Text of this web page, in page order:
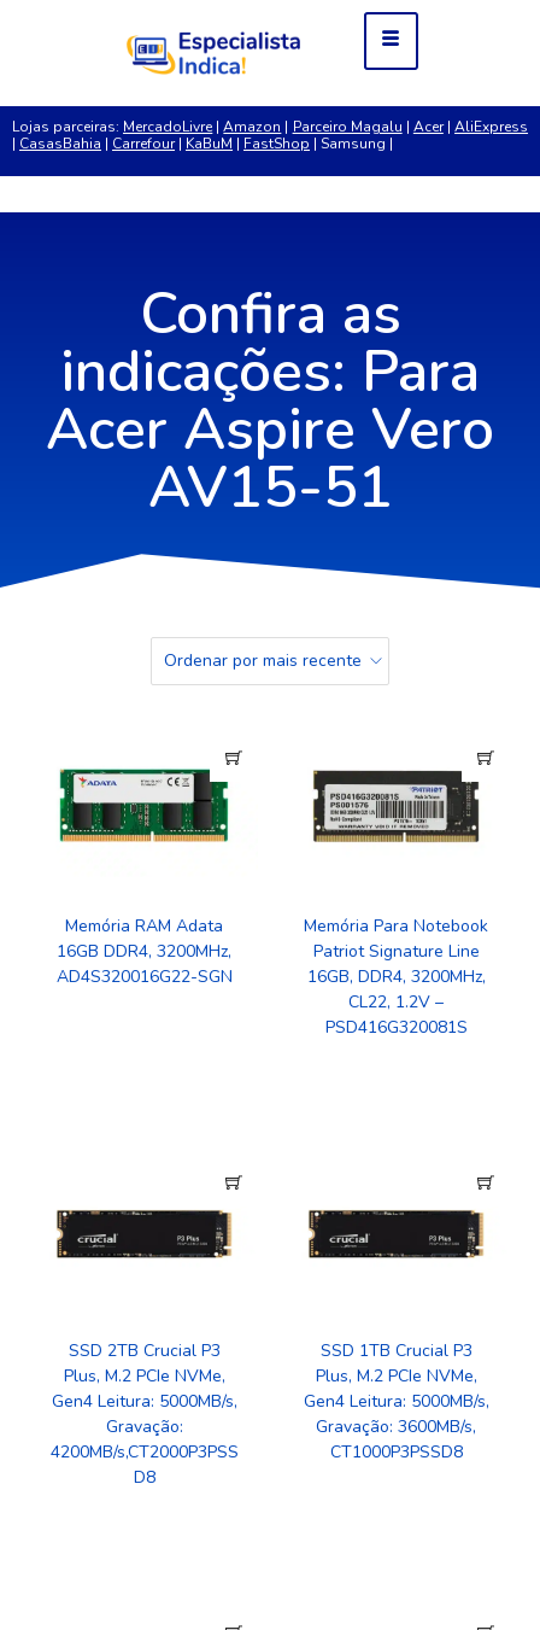
Lojas parceiras: MercadoLivre | Amazon | Parceiro Magalu | Acer|AliExpress
| CasasBahia | Carrefour| KaBuM | FastShop | Samsung |
Confira as
indicações: Para
Acer Aspire Vero
AV15-51
Memória RAM Adata
16GB DDR4, 3200MHz,
AD4S320016G22-SGN
Memória Para Notebook
Patriot Signature Line
16GB, DDR4, 3200MHz,
CL22, 1.2V –
PSD416G320081S
SSD 2TB Crucial P3
Plus, M.2 PCIe NVMe,
Gen4 Leitura: 5000MB/s,
Gravação:
4200MB/s,CT2000P3PSS
D8
SSD 1TB Crucial P3
Plus, M.2 PCIe NVMe,
Gen4 Leitura: 5000MB/s,
Gravação: 3600MB/s,
CT1000P3PSSD8